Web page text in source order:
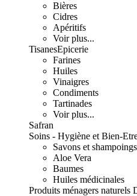
Bières
Cidres
Apéritifs
Voir plus...
TisanesEpicerie
Farines
Huiles
Vinaigres
Condiments
Tartinades
Voir plus...
Safran
Soins - Hygiène et Bien-
Savons et shampoings
Aloe Vera
Baumes
Huiles médicinales
Produits ménagers naturels